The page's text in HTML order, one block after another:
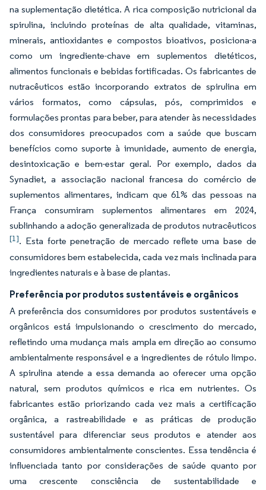
na suplementação dietética. A rica composição nutricional da
spirulina, incluindo proteínas de alta qualidade, vitaminas,
minerais, antioxidantes e compostos bioativos, posiciona-a
como um ingrediente-chave em suplementos dietéticos,
alimentos funcionais e bebidas fortificadas. Os fabricantes de
nutracêuticos estão incorporando extratos de spirulina em
vários formatos, como cápsulas, pós, comprimidos e
formulações prontas para beber, para atender às necessidades
dos consumidores preocupados com a saúde que buscam
benefícios como suporte à imunidade, aumento de energia,
desintoxicação e bem-estar geral. Por exemplo, dados da
Synadiet, a associação nacional francesa do comércio de
suplementos alimentares, indicam que 61% das pessoas na
França consumiram suplementos alimentares em 2024,
sublinhando a adoção generalizada de produtos nutracêuticos
[1]. Esta forte penetração de mercado reflete uma base de
consumidores bem estabelecida, cada vez mais inclinada para
ingredientes naturais e à base de plantas.
Preferência por produtos sustentáveis e orgânicos
A preferência dos consumidores por produtos sustentáveis e
orgânicos está impulsionando o crescimento do mercado,
refletindo uma mudança mais ampla em direção ao consumo
ambientalmente responsável e a ingredientes de rótulo limpo.
A spirulina atende a essa demanda ao oferecer uma opção
natural, sem produtos químicos e rica em nutrientes. Os
fabricantes estão priorizando cada vez mais a certificação
orgânica, a rastreabilidade e as práticas de produção
sustentável para diferenciar seus produtos e atender aos
consumidores ambientalmente conscientes. Essa tendência é
influenciada tanto por considerações de saúde quanto por
uma crescente consciência de sustentabilidade e